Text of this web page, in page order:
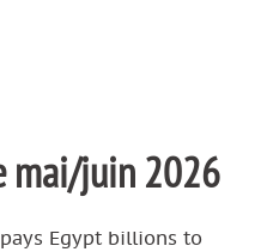
mai/juin 2026
pays Egypt billions to